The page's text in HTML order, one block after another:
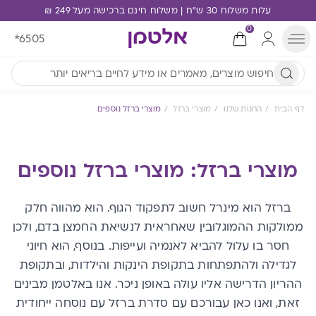
עלות משלוח 30 ש"ח | משלוח חינם ברכישה מעל 249 ₪
0
*6505
דף הבית החנות שלנו מוצרי ברזל מוצרי ברזל נוספים
מוצרי ברזל: מוצרי ברזל נוספים
ברזל הוא מינרל חשוב לתפקוד הגוף. הוא מהווה חלק
ממולקות ההמוגלובין שאחראית לנשיאת החמצן בדם, ולכן
חסר בו עלול להביא לאנמיה ועייפות. בנוסף, הוא חיוני
לגדילה ולהתפתחות בתקופת הינקות והילדות, ובתקופת
ההריון הדרישה אליו עולה באופן ניכר. אנו באלטמן מבינים
זאת, ואנו כאן עבורכם עם סדרת ברזל עם נוסחה ייחודית